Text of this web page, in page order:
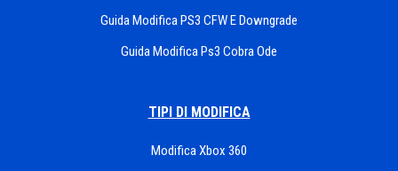
Guida Modifica PS3 CFW E Downgrade
Guida Modifica Ps3 Cobra Ode
TIPI DI MODIFICA
Modifica Xbox 360